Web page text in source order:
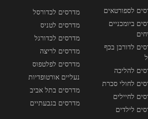
לספורטאים
ביומכניים
לדורבן בכף
להליכה
לחולי סכרת
לחיילים
לילדים
מדרסים לכדורסל
מדרסים לטניס
מדרסים לכדורגל
מדרסים לריצה
מדרסים לפלטפוס
נעליים אורטופדיות
מדרסים בתל אביב
מדרסים בגבעתיים